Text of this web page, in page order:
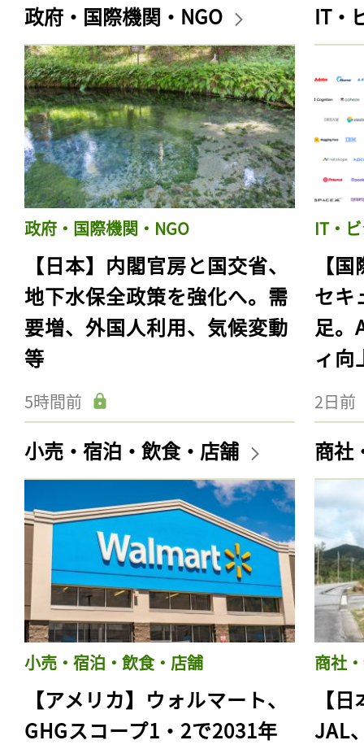
政府・国際機関・NGO
政府・国際機関・NGO
【日本】内閣官房と国交省、
地下水保全政策を強化へ。需
要増、外国人利用、気候変動
等
5時間前
IT・
IT・
【
セキ
足。
ィ向
2日前
小売・宿泊・飲食・店舗
小売・宿泊・飲食・店舗
【アメリカ】ウォルマート、
GHGスコープ1・2で2031年
商社
商社
【
JAL